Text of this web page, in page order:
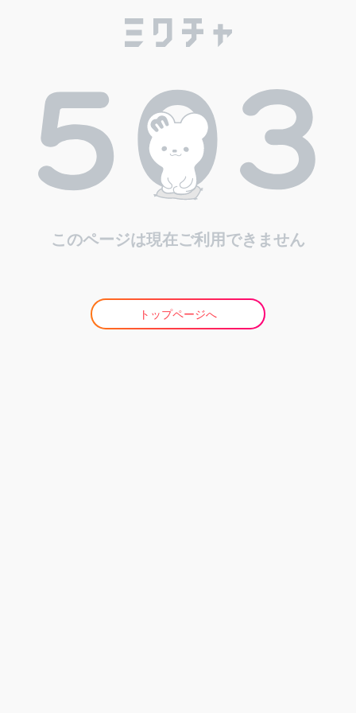
このページは現在ご利用できません